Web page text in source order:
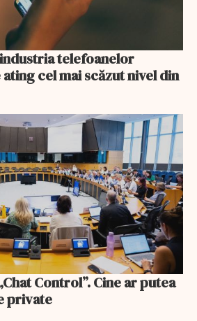
telefoanelor
cel mai scăzut nivel din
Control”. Cine ar putea
private